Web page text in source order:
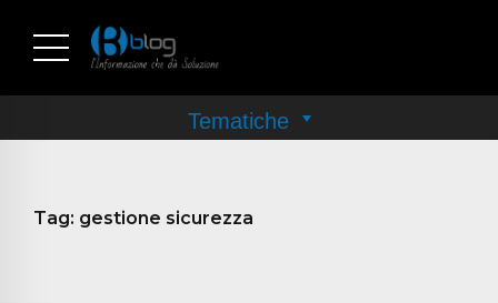
Tag: gestione sicurezza